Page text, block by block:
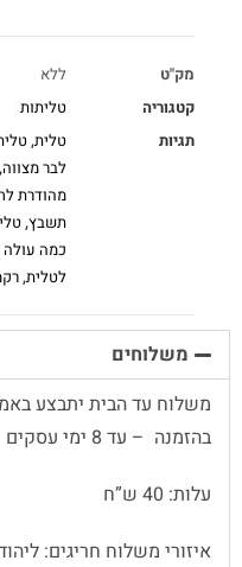
מק"ט
ללא
קטגוריה
טליתות
תגיות
טלית,
לבר מצווה,
מהודרת
תשבץ,
כמה עולה
לטלית,
משלוחים
משלוח עד הבית יתבצע
בהזמנה – עד 8 ימי עסקים
עלות: 40 ש”ח
איזורי משלוח חריגים: